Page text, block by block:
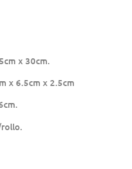
x 30cm.
x 6.5cm x 2.5cm